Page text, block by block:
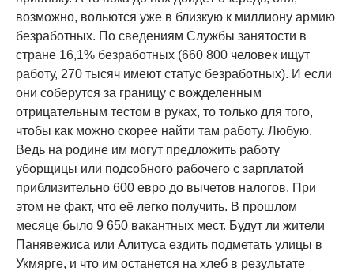
возможно, вольются уже в близкую к миллиону армию
безработных. По сведениям Службы занятости в
стране 16,1% безработных (660 800 человек ищут
работу, 270 тысяч имеют статус безработных). И если
они соберутся за границу с вожделенным
отрицательным тестом в руках, то только для того,
чтобы как можно скорее найти там работу. Любую.
Ведь на родине им могут предложить работу
уборщицы или подсобного рабочего с зарплатой
приблизительно 600 евро до вычетов налогов. При
этом не факт, что её легко получить. В прошлом
месяце было 9 650 вакантных мест. Будут ли жители
Панявежиса или Алитуса ездить подметать улицы в
Укмярге, и что им останется на хлеб в результате